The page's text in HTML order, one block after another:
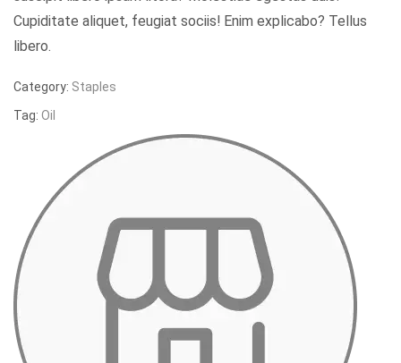
Cupiditate aliquet, feugiat sociis! Enim explicabo? Tellus
libero.
Category: Staples
Tag: Oil